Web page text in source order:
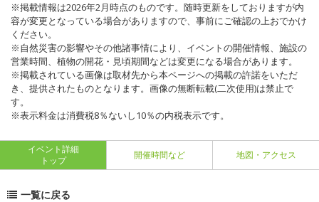
※掲載情報は2026年2月時点のものです。随時更新をしておりますが内
容が変更となっている場合がありますので、事前にご確認の上おでかけ
ください。
※自然災害の影響やその他諸事情により、イベントの開催情報、施設の
営業時間、植物の開花・見頃期間などは変更になる場合があります。
※掲載されている画像は取材先から本ページへの掲載の許諾をいただ
き、提供されたものとなります。画像の無断転載(二次使用)は禁止で
す。
※表示料金は消費税8％ないし10％の内税表示です。
イベント詳細
トップ
開催時間など 地図・アクセス
一覧に戻る